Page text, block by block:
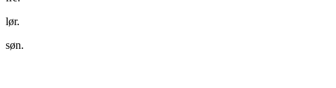
lør.
søn.